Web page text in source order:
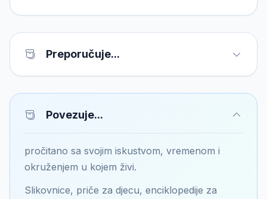
Preporučuje...
Povezuje...
pročitano sa svojim iskustvom, vremenom i
okruženjem u kojem živi.
Slikovnice, priče za djecu, enciklopedije za